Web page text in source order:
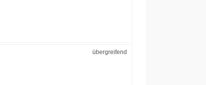
übergreifend